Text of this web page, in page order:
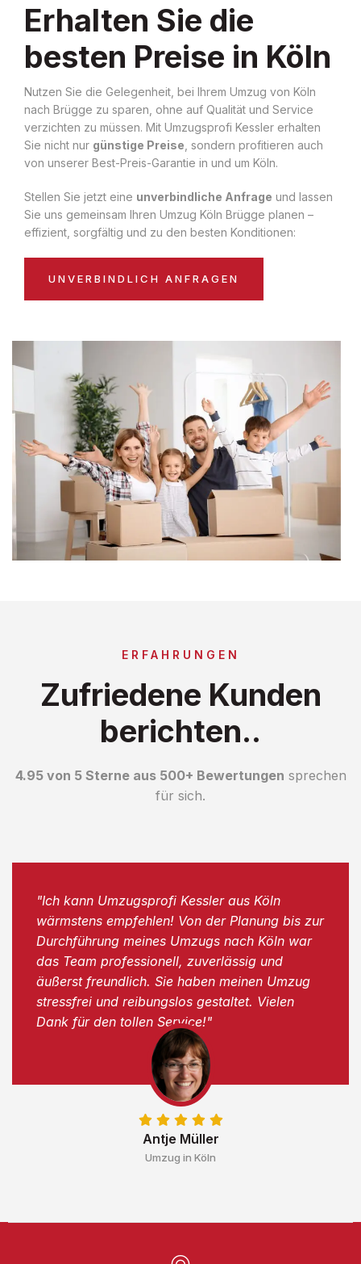
Erhalten Sie die
besten Preise in Köln
Nutzen Sie die Gelegenheit, bei Ihrem Umzug von Köln
nach Brügge zu sparen, ohne auf Qualität und Service
verzichten zu müssen. Mit Umzugsprofi Kessler erhalten
Sie nicht nur günstige Preise , sondern profitieren auch
von unserer Best-Preis-Garantie in und um Köln.
Stellen Sie jetzt eine unverbindliche Anfrage und lassen
Sie uns gemeinsam Ihren Umzug Köln Brügge planen –
effizient, sorgfältig und zu den besten Konditionen:
UNVERBINDLICH ANFRAGEN
ERFAHRUNGEN
Zufriedene Kunden
berichten..
4.95 von 5 Sterne aus 500+ Bewertungen sprechen
für sich.
Antje Müller
Umzug in Köln
"Ich kann Umzugsprofi Kessler aus Köln
wärmstens empfehlen! Von der Planung bis zur
Durchführung meines Umzugs nach Köln war
das Team professionell, zuverlässig und
äußerst freundlich. Sie haben meinen Umzug
stressfrei und reibungslos gestaltet. Vielen
Dank für den tollen Service!"